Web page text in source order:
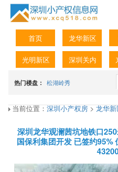
首页 龙华新区
光明新区 深圳关内
热门楼盘： 松湖岭秀
当前位置：深圳小产权房>龙华
深圳龙华观澜茜坑地铁口
国保利集团开发 已签约95%